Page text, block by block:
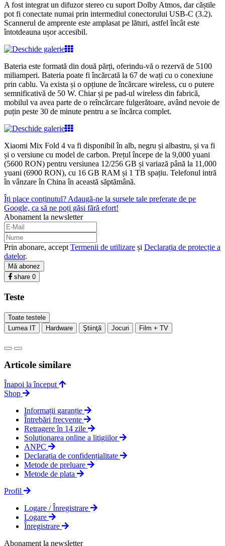
A fost integrat un difuzor stereo cu suport Dolby Atmos, dar căștile
pot fi conectate numai prin intermediul conectorului USB-C (3.2).
Scannerul de amprente este amplasat pe lături, astfel încât este
întotdeauna ușor accesibil.
Bateria este formată din două părți, oferindu-vă o rezervă de 5100
miliamperi. Bateria poate fi încărcată la 67 de wați cu o conexiune
prin cablu. Va exista și o opțiune de încărcare wireless, cu o putere
semnificativă de 50 W. Chiar și pe pad-ul wireless din fabrică,
mobilul va avea parte de o reîncărcare fulgerătoare, având nevoie de
puțin peste 30 de minute pentru a se încărca complet.
Xiaomi Mix Fold 4 va fi disponibil în alb, negru și albastru, și va fi
și o versiune cu model de carbon. Prețul începe de la 9,000 yuani
(5600 RON) pentru versiunea 12/256 GB și variază până la 11,000
yuani (6900 RON), cu 16 GB RAM și 1 TB spațiu. Telefonul intră
în vânzare în China în această săptămână.
Îți place conținutul? Adaugă-ne la sursele tale preferate de pe
Google, ca să ne poți găsi fără efort!
Abonament la newsletter
Prin abonare, accept Termenii de utilizare și Declarația de protecție a
datelor.
Mă abonez
share 0
Teste
Toate testele
Lumea IT
Hardware Ştiinţă Jocuri Film + TV
Articole similare
Înapoi la început
Shop
Informații garanție
Întrebări frecvente
Retragere în 14 zile
Soluționarea online a litigiilor
ANPC
Declarația de confidențialitate
Metode de preluare
Metode de plata
Profil
Logare / Înregistrare
Logare
Înregistrare
Abonament la newsletter